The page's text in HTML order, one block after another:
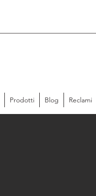
Prodotti Blog Reclami